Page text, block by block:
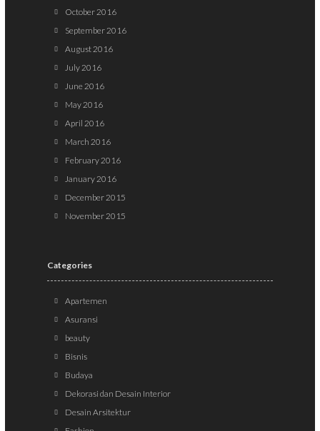
October 2016
September 2016
August 2016
July 2016
June 2016
May 2016
April 2016
March 2016
February 2016
January 2016
December 2015
November 2015
Categories
Apartemen
Asuransi
beauty
Bisnis
Budaya
Dekorasi dan Desain Interior
Desain Arsitektur